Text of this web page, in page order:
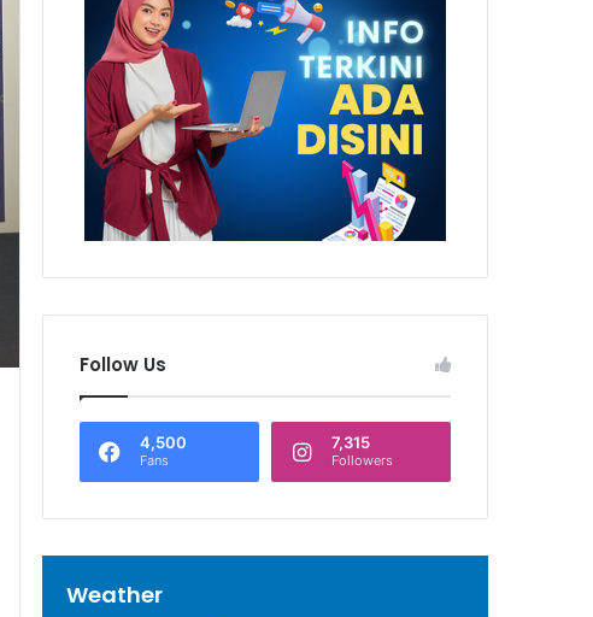
Follow Us
4,500
Fans
7,315
Followers
Weather